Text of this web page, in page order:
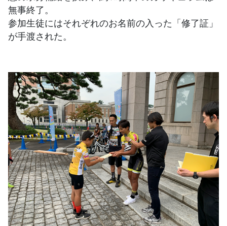
無事終了。
参加生徒にはそれぞれのお名前の入った「修了証」
が手渡された。